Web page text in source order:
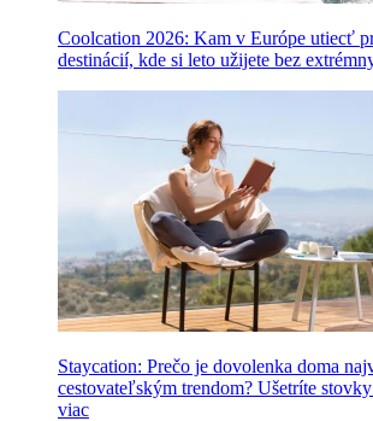
Coolcation 2026: Kam v Európe utiecť
destinácií, kde si leto užijete bez
Staycation: Prečo je dovolenka doma
cestovateľským trendom? Ušetríte
viac